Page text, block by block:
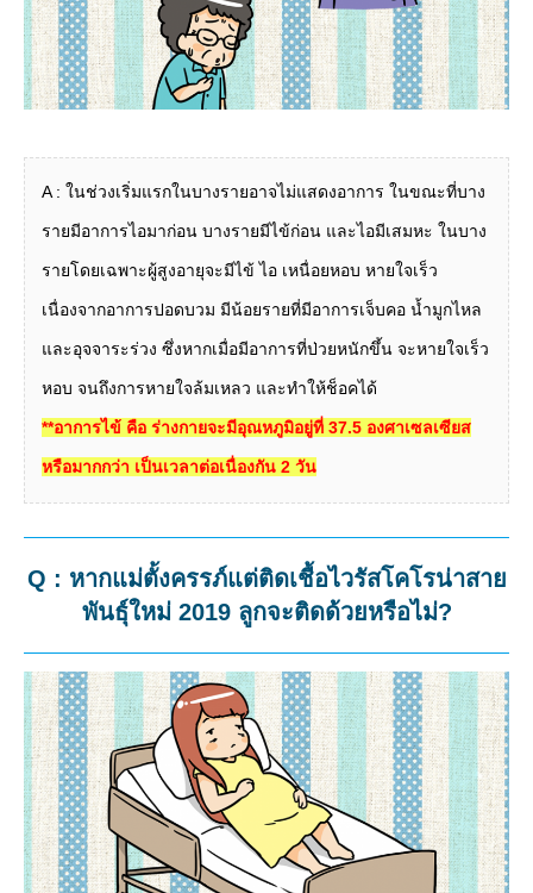
A : ในช่วงเริ่มแรกในบางรายอาจไม่แสดงอาการ ในขณะที่บาง
รายมีอาการไอมาก่อน บางรายมีไข้ก่อน และไอมีเสมหะ ในบาง
รายโดยเฉพาะผู้สูงอายุจะมีไข้ ไอ เหนื่อยหอบ หายใจเร็ว
เนื่องจากอาการปอดบวม มีน้อยรายที่มีอาการเจ็บคอ น้ำมูกไหล
และอุจจาระร่วง ซึ่งหากเมื่อมีอาการที่ป่วยหนักขึ้น จะหายใจเร็ว
หอบ จนถึงการหายใจล้มเหลว และทำให้ช็อคได้
**อาการไข้ คือ ร่างกายจะมีอุณหภูมิอยู่ที่ 37.5 องศาเซลเซียส
หรือมากกว่า เป็นเวลาต่อเนื่องกัน 2 วัน
Q : หากแม่ตั้งครรภ์แต่ติดเชื้อไวรัสโคโรน่าสาย
พันธุ์ใหม่ 2019 ลูกจะติดด้วยหรือไม่?